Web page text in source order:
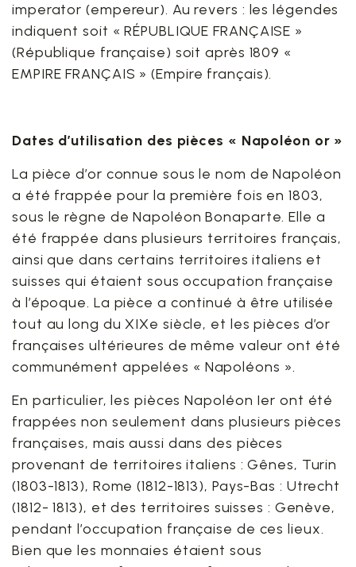
imperator (empereur). Au revers : les légendes
indiquent soit « RÉPUBLIQUE FRANÇAISE »
(République française) soit après 1809 «
EMPIRE FRANÇAIS » (Empire français).
Dates d’utilisation des pièces « Napoléon or »
La pièce d’or connue sous le nom de Napoléon
a été frappée pour la première fois en 1803,
sous le règne de Napoléon Bonaparte. Elle a
été frappée dans plusieurs territoires français,
ainsi que dans certains territoires italiens et
suisses qui étaient sous occupation française
à l’époque. La pièce a continué à être utilisée
tout au long du XIXe siècle, et les pièces d’or
françaises ultérieures de même valeur ont été
communément appelées « Napoléons ».
En particulier, les pièces Napoléon Ier ont été
frappées non seulement dans plusieurs pièces
françaises, mais aussi dans des pièces
provenant de territoires italiens : Gênes, Turin
(1803-1813), Rome (1812-1813), Pays-Bas : Utrecht
(1812- 1813), et des territoires suisses : Genève,
pendant l’occupation française de ces lieux.
Bien que les monnaies étaient sous